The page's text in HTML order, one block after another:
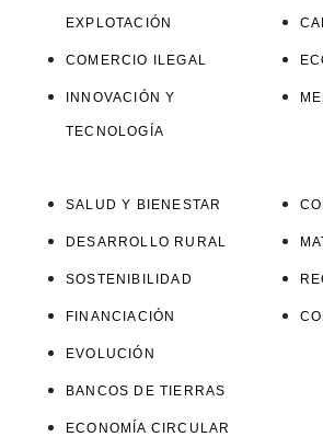
EXPLOTACIÓN
COMERCIO ILEGAL
INNOVACIÓN Y
TECNOLOGÍA
SALUD Y BIENESTAR
DESARROLLO RURAL
SOSTENIBILIDAD
FINANCIACIÓN
EVOLUCIÓN
BANCOS DE TIERRAS
ECONOMÍA CIRCULAR